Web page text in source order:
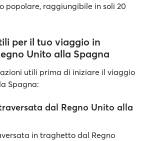
popolare, raggiungibile in soli 20
per il tuo viaggio in
Unito alla Spagna
utili prima di iniziare il viaggio
Spagna:
dal Regno Unito alla
in traghetto dal Regno